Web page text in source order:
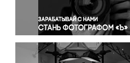
Правосудие
Происшествия и конфликты
Религия
Светская жизнь
Спорт